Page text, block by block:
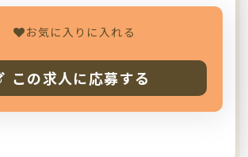
お気に入りに入れる
この求人に応募する